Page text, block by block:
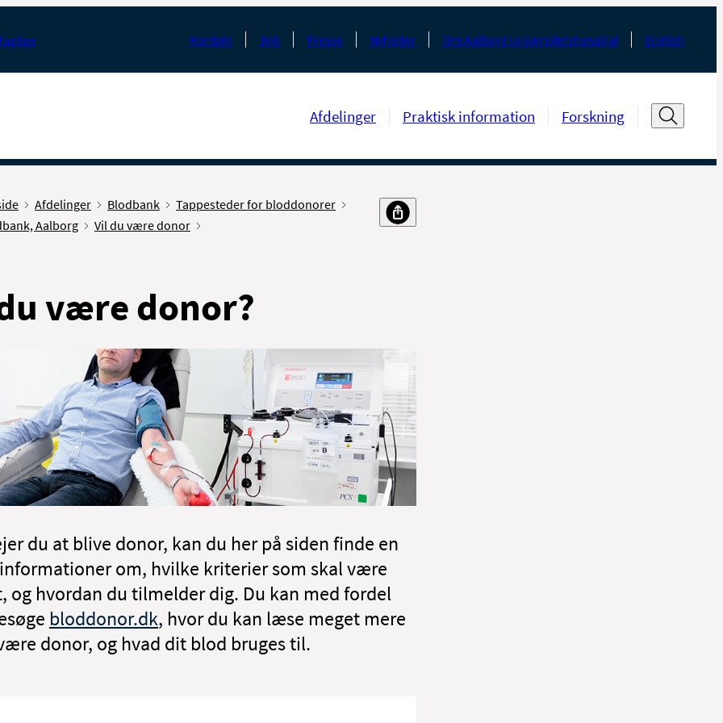
Kontakt Job Presse Nyheder Om Aalborg Universitetshospital English
Afdelinger Praktisk information Forskning
Afdelinger Blodbank
Tappesteder for bloddonorer
Aalborg
Vil du være donor
være donor?
du at blive donor, kan du her på siden finde en
om, hvilke kriterier som skal være
og hvordan du tilmelder dig. Du kan med fordel
bloddonor.dk, hvor du kan læse meget mere
donor, og hvad dit blod bruges til.